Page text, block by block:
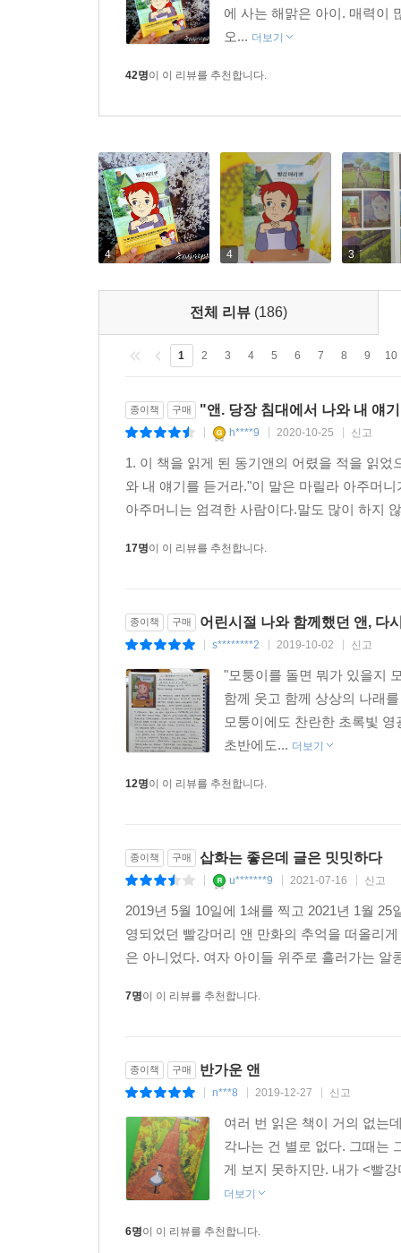
에 사는 해맑은 아이. 매력이
오... 더보기
42명이 이 리뷰를 추천합니다.
4 4 3
전체 리뷰 (186)
1 2 3 4 5 6 7 8 9 10
종이책 구매 "앤. 당장 침대에서 나와 내 얘
h****9 2020-10-25 신고
1. 이 책을 읽게 된 동기앤의 어렸을 적을 읽
와 내 얘기를 듣거라."이 말은 마릴라 아주머
아주머니는 엄격한 사람이다.말도 많이 하지
17명이 이 리뷰를 추천합니다.
종이책 구매 어린시절 나와 함께했던 앤, 다
s********2 2019-10-02 신고
"모퉁이를 돌면 뭐가 있을지
함께 웃고 함께 상상의 나래
모퉁이에도 찬란한 초록빛
초반에도... 더보기
12명이 이 리뷰를 추천합니다.
종이책 구매 삽화는 좋은데 글은 밋밋하다
u*******9 2021-07-16 신고
2019년 5월 10일에 1쇄를 찍고 2021년 1월
영되었던 빨강머리 앤 만화의 추억을 떠올리
은 아니었다. 여자 아이들 위주로 흘러가는
7명이 이 리뷰를 추천합니다.
종이책 구매 반가운 앤
n***8 2019-12-27 신고
여러 번 읽은 책이 거의 없는
각나는 건 별로 없다. 그때는
게 보지 못하지만. 내가 <빨
더보기
6명이 이 리뷰를 추천합니다.